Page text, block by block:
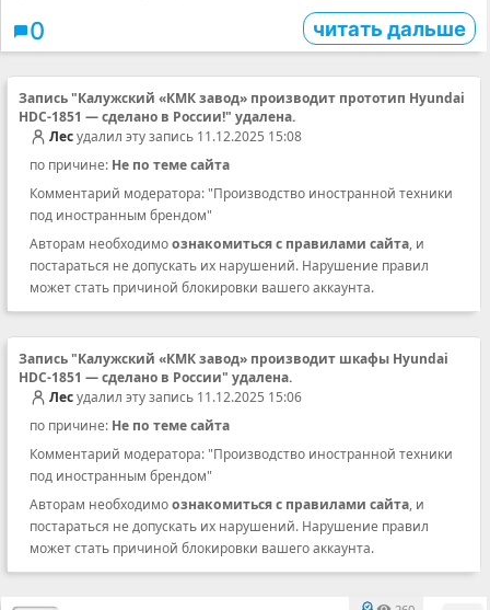
0 читать дальше
Запись "Калужский «КМК завод» производит прототип Hyundai
HDC-1851 — сделано в России!" удалена.
Лесудалил эту запись 11.12.2025 15:08
по причине: Не по теме сайта
Комментарий модератора: "Производство иностранной техники
под иностранным брендом"
Авторам необходимоознакомиться с правилами сайта, и
постараться не допускать их нарушений. Нарушение правил
может стать причиной блокировки вашего аккаунта.
Запись "Калужский «КМК завод» производит шкафы Hyundai
HDC-1851 — сделано в России" удалена.
Лесудалил эту запись 11.12.2025 15:06
по причине: Не по теме сайта
Комментарий модератора: "Производство иностранной техники
под иностранным брендом"
Авторам необходимоознакомиться с правилами сайта, и
постараться не допускать их нарушений. Нарушение правил
может стать причиной блокировки вашего аккаунта.